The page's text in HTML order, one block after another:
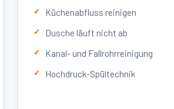
Küchenabfluss reinigen
Dusche läuft nicht ab
Kanal- und Fallrohrreinigung
Hochdruck-Spültechnik